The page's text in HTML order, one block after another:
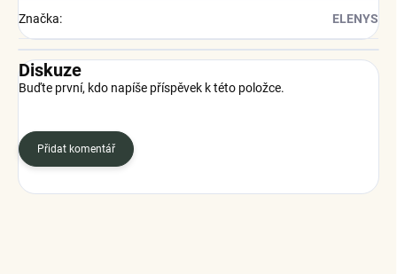
Značka: ELENYS
Diskuze
Buďte první, kdo napíše příspěvek k této položce.
Přidat komentář